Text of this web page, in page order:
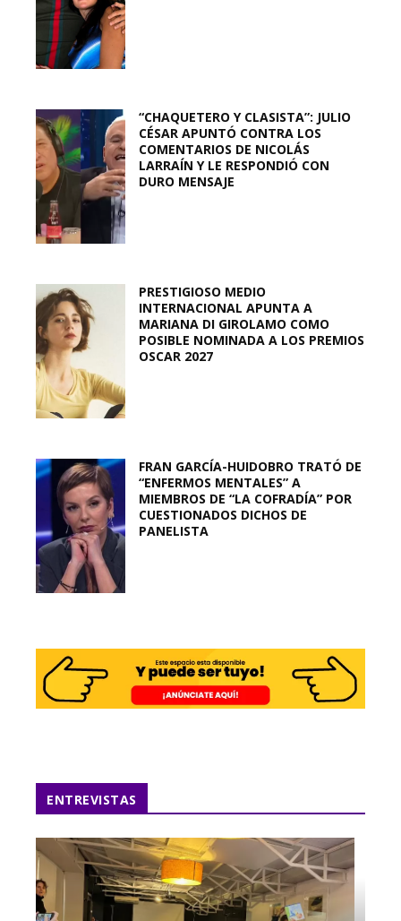
“CHAQUETERO Y CLASISTA”: JULIO
CÉSAR APUNTÓ CONTRA LOS
COMENTARIOS DE NICOLÁS
LARRAÍN Y LE RESPONDIÓ CON
DURO MENSAJE
PRESTIGIOSO MEDIO
INTERNACIONAL APUNTA A
MARIANA DI GIROLAMO COMO
POSIBLE NOMINADA A LOS PREMIOS
OSCAR 2027
FRAN GARCÍA-HUIDOBRO TRATÓ DE
“ENFERMOS MENTALES” A
MIEMBROS DE “LA COFRADÍA” POR
CUESTIONADOS DICHOS DE
PANELISTA
ENTREVISTAS